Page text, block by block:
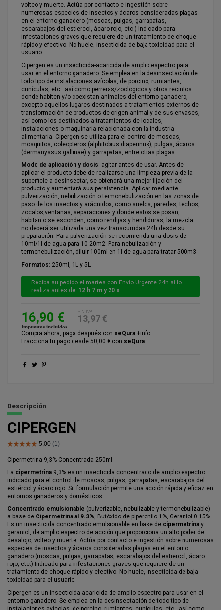
volteo y muerte. Actúa por contacto e ingestión sobre
numerosas especies de insectos y ácaros consideradas plagas
en el entorno ganadero (moscas, pulgas, garrapatas,
escarabajos del estiercol, ácaro rojo, etc.) Indicado para
infestaciones graves que requiere de un tratamiento de choque
rápido y efectivo. No huele, insecticida de baja toxicidad para el
usuario.
Cipergen es un insecticida-acaricida de amplio espectro para
usar en el entorno ganadero. Se emplea en la desinsectación de
todo tipo de instalaciones avícolas, de porcino, rumiantes,
cunículas, etc.. así como perreras/zoologicos y otros recintos
donde habiten y/o coexistan animales del entorno ganadero,
excepto aquellos lugares destinados a tratamientos externos de
transformación de productos de origen animal y de sus envases,
así como los destinados a tratamientos de locales,
instalaciones o maquinaria relacionada con la industria
alimentaria. Cipergen se utiliza para el control de moscas,
mosquitos, coleopteros (alphitobius diaperinus), pulgas, ácaros
(dermanyssus gallinae) y garrapatas, entre otras plagas.
Modo de aplicación y dosis: agitar antes de usar. Antes de
aplicar el producto debe de realizarse una limpieza previa de la
superficie a desinsectar, se obtendrá una mejor fijación del
producto y aumentará sus persistencia. Aplicar mediante
pulverización, nebulización o termonebulización en las zonas de
paso de los insectos y arácnidos, como suelos, paredes, techos,
zocalos,ventanas, separaciones y donde estos se posan,
habitan o se esconden, como rendijas y hendiduras, la mezcla
no deberá ser utilizada una vez transcurridas 24h desde su
preparación. Para pulverización se recomienda una dosis de
10ml/1l de agua para 10-20m2. Para nebulización y
termonebulización, diluir 100ml en 1l de agua para tratar 500m3
Formatos: 250ml, 1L y 5L
Reciba su pedido el martes con Envío Urgente 24h si lo
realiza antes de 12 h 7 m y 19 s
16,90 € SIN IVA
13,97 €
Impuestos incluidos
Compra ahora, paga después con seQura +info
Fracciona tu pago desde 50,00 € con seQura
Descripción
CIPERGEN
Cipermetrina 9,3% Concentrada 250ml
La cipermetrina 9,3% es un insecticida concentrado de amplio espectro
indicado para el control de moscas, pulgas, garrapatas, escarabajos del
estiércol y ácaro rojo. Su formulación permite una acción rápida y eficaz en
entornos ganaderos y domésticos.
Concentrado emulsionable (pulverizable, nebulizable y termonebulizable)
a base de Cipermetrina al 9.3%, Butóxido de piperonilo 1%, Geraniol 0.15%.
Es un insecticida concentrado emulsionable en base de cipermetrina y
geraniol, de amplio espectro de acción que proporciona un alto poder de
desalojo, volteo y muerte. Actúa por contacto e ingestión sobre numerosas
especies de insectos y ácaros consideradas plagas en el entorno
ganadero (moscas, pulgas, garrapatas, escarabajos del estiercol, ácaro
rojo, etc.) Indicado para infestaciones graves que requiere de un
tratamiento de choque rápido y efectivo. No huele, insecticida de baja
toxicidad para el usuario.
Cipergen es un insecticida-acaricida de amplio espectro para usar en el
entorno ganadero. Se emplea en la desinsectación de todo tipo de
instalaciones avícolas, de porcino, rumiantes, cunículas, etc.. así como